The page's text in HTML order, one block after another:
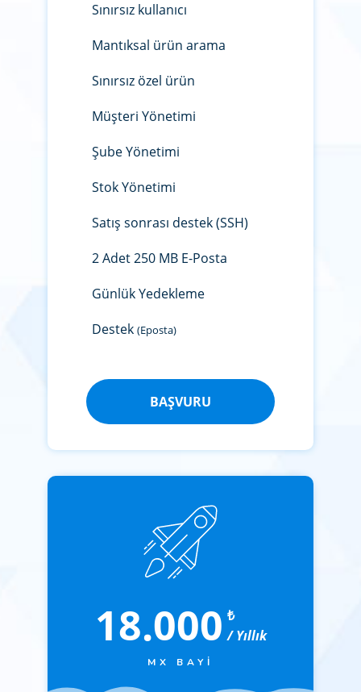
Sınırsız kullanıcı
Mantıksal ürün arama
Sınırsız özel ürün
Müşteri Yönetimi
Şube Yönetimi
Stok Yönetimi
Satış sonrası destek (SSH)
2 Adet 250 MB E-Posta
Günlük Yedekleme
Destek (Eposta)
BAŞVURU
18.000 ₺
/ Yıllık
MX BAYI